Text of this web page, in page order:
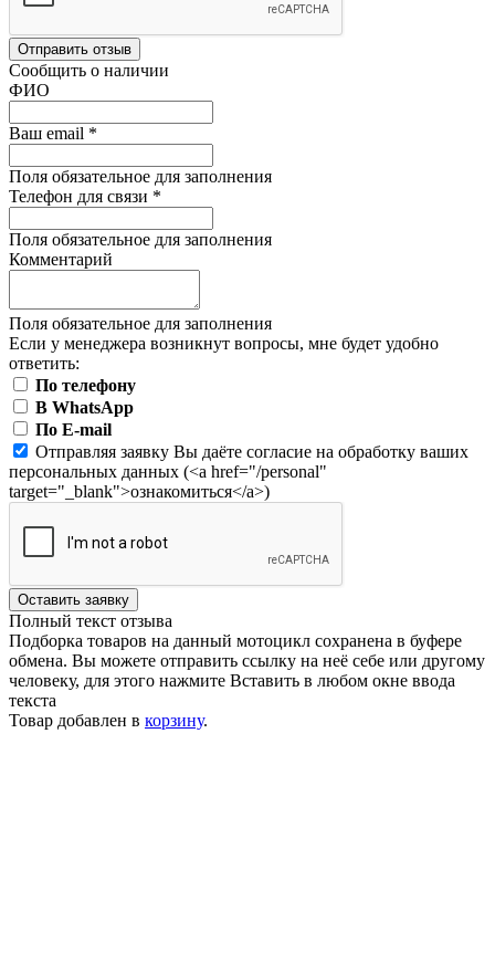
Отправить отзыв
Сообщить о наличии
ФИО
Ваш email *
Поля обязательное для заполнения
Телефон для связи *
Поля обязательное для заполнения
Комментарий
Поля обязательное для заполнения
Если у менеджера возникнут вопросы, мне будет удобно
ответить:
По телефону
В WhatsApp
По E-mail
Отправляя заявку Вы даёте согласие на обработку ваших
персональных данных (<a href="/personal"
target="_blank">ознакомиться</a>)
Оставить заявку
Полный текст отзыва
Подборка товаров на данный мотоцикл сохранена в буфере
обмена. Вы можете отправить ссылку на неё себе или другому
человеку, для этого нажмите Вставить в любом окне ввода
текста
Товар добавлен в корзину.